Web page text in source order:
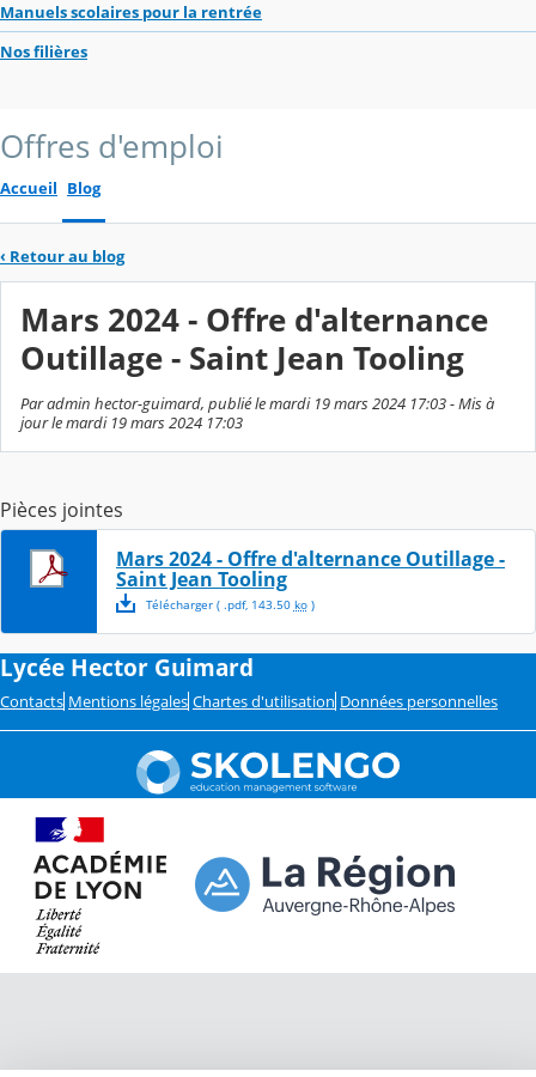
Manuels scolaires pour la rentrée
Nos filières
Offres d'emploi
Accueil Blog
‹ Retour au blog
Mars 2024 - Offre d'alternance
Outillage - Saint Jean Tooling
Par admin hector-guimard, publié le mardi 19 mars 2024 17:03 - Mis à
jour le mardi 19 mars 2024 17:03
Pièces jointes
Mars 2024 - Offre d'alternance Outillage -
Saint Jean Tooling
Télécharger( .pdf, 143.50 ko)
Lycée Hector Guimard
Contacts Mentions légales Chartes d'utilisation Données personnelles